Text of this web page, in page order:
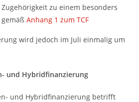
zu einem besonders
gemäßAnhang 1 zum TCF
wird jedoch im Juli einmalig um
und Hybridfinanzierung
und Hybridfinanzierung betrifft